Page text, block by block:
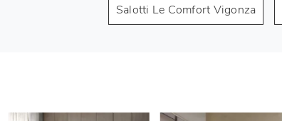
Salotti Le Comfort Vigonza